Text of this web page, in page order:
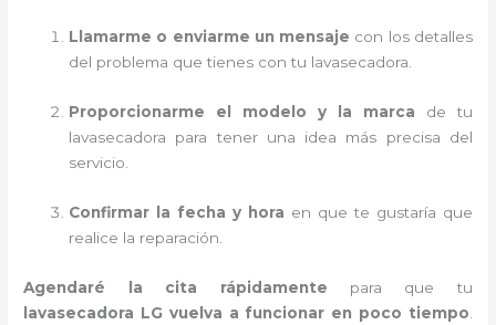
Llamarme o enviarme un mensaje con los detalles
del problema que tienes con tu lavasecadora.
Proporcionarme el modelo y la marca de tu
lavasecadora para tener una idea más precisa del
servicio.
Confirmar la fecha y hora en que te gustaría que
realice la reparación.
Agendaré la cita rápidamente para que tu
lavasecadora LG vuelva a funcionar en poco tiempo